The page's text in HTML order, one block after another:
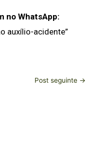
no WhatsApp:
auxílio-acidente”
Post seguinte →